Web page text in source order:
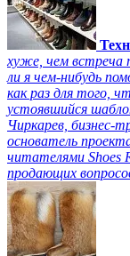
хуже, чем встреча
ли я чем-нибудь
как раз для того,
устоявшийся
Чиркарев, бизнес-
основатель
читателями Shoes
продающих